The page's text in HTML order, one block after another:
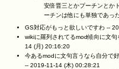
安倍晋三とかプーチンとか
ーチンは他にも単独であっ
GS対応がもっと欲しいですわ --
wikiに羅列されてるmod傾向に文
14 (月) 20:16:20
今あるmodに文句言うなら自分で
-- 2019-11-14 (木) 00:28:21